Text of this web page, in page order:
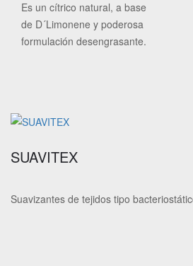
Es un cítrico natural, a base
de D´Limonene y poderosa
formulación desengrasante.
SUAVITEX
Suavizantes de tejidos tipo